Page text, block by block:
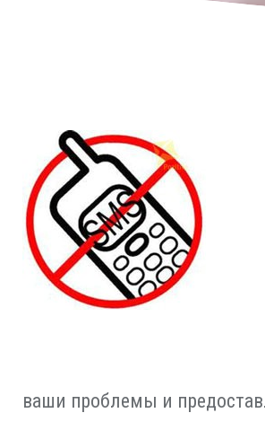
ваши проблемы и